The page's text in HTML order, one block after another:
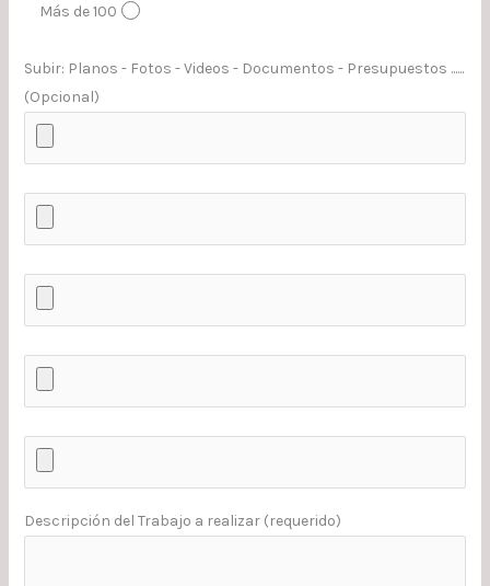
Más de 100
Subir: Planos - Fotos - Videos - Documentos - Presupuestos ......
(Opcional)
Descripción del Trabajo a realizar (requerido)